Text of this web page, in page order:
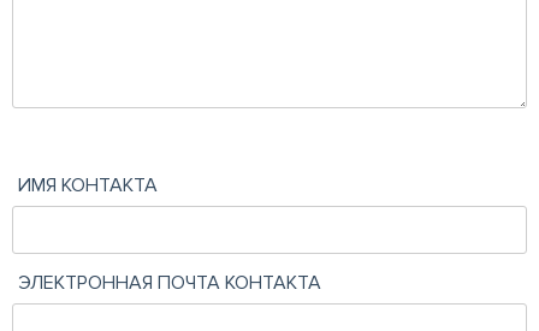
ИМЯ КОНТАКТА
ЭЛЕКТРОННАЯ ПОЧТА КОНТАКТА